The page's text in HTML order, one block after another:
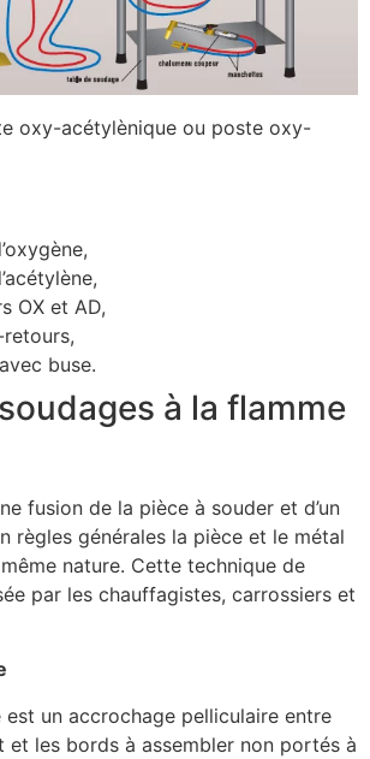
oxy-acétylènique ou poste oxy-
OX et AD,
buse.
à la flamme
fusion de la pièce à souder et d’un
règles générales la pièce et le métal
nature. Cette technique de
par les chauffagistes, carrossiers et
est un accrochage pelliculaire entre
et les bords à assembler non portés à